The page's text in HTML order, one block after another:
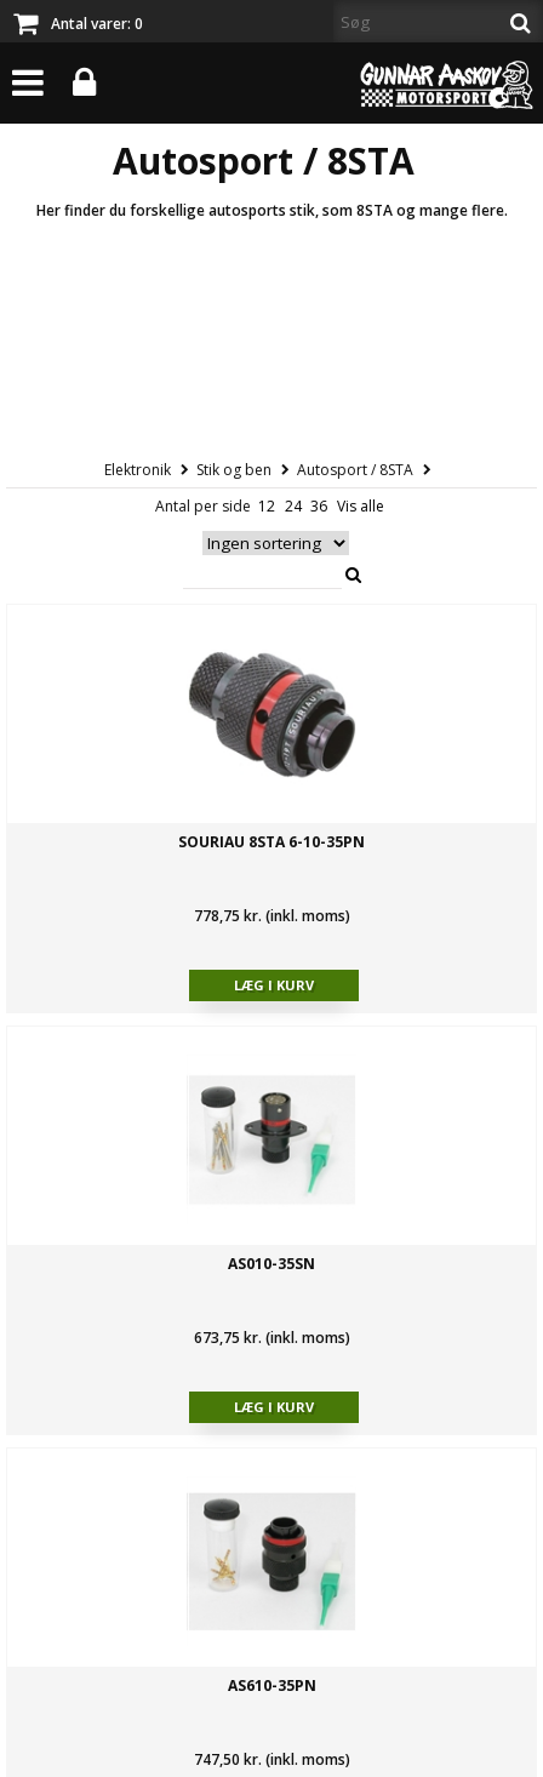
Antal varer: 0
Autosport / 8STA
Her finder du forskellige autosports stik, som 8STA og mange flere.
Elektronik Stik og ben
Autosport / 8STA
Antal per side
SOURIAU 8STA 6-10-35PN
778,75 kr. (inkl. moms)
AS010-35SN
673,75 kr. (inkl. moms)
AS610-35PN
747,50 kr. (inkl. moms)